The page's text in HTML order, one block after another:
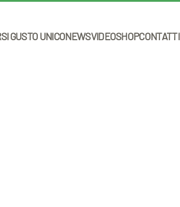
GUSTO UNICONEWSVIDEOSHOPCONTATTI